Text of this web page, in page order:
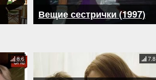
Вещие сестрички (1997)
8.6 7.8